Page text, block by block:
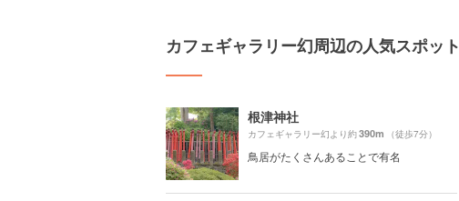
カフェギャラリー幻周辺の人気スポット
根津神社
カフェギャラリー幻より約390m （徒歩7分）
鳥居がたくさんあることで有名